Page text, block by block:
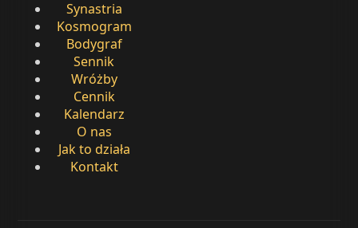
Synastria
Kosmogram
Bodygraf
Sennik
Wróżby
Cennik
Kalendarz
O nas
Jak to działa
Kontakt